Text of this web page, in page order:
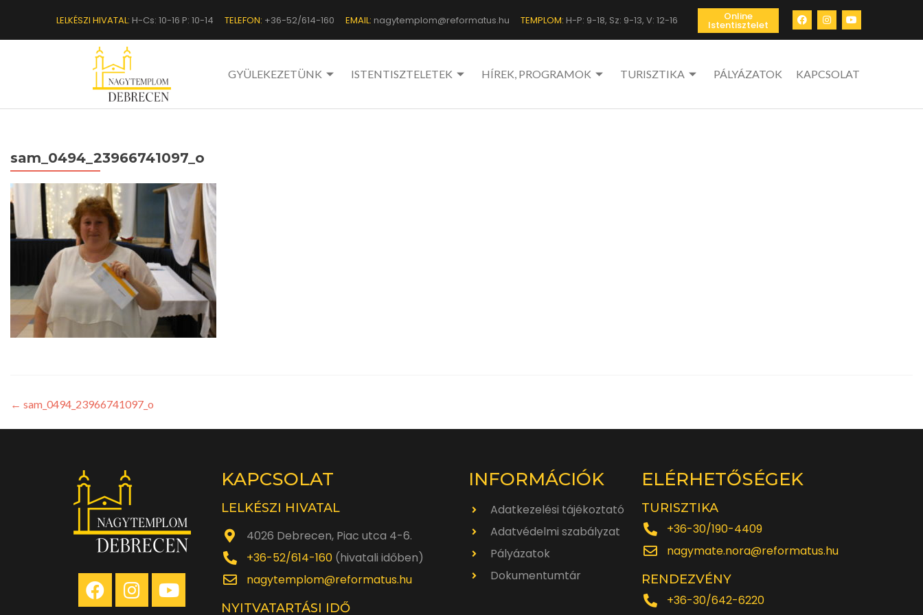
LELKÉSZI HIVATAL: H-Cs: 10-16 P: 10-14 TELEFON: +36-52/614-160 EMAIL: nagytemplom@reformatus.hu TEMPLOM: H-P: 9-18, Sz: 9-13, V: 12-16 Online
Istentisztelet
GYÜLEKEZETÜNK ISTENTISZTELETEK HÍREK, PROGRAMOK TURISZTIKA PÁLYÁZATOK KAPCSOLAT
sam_0494_23966741097_o
← sam_0494_23966741097_o
KAPCSOLAT
LELKÉSZI HIVATAL
4026 Debrecen, Piac utca 4-6.
+36-52/614-160 (hivatali időben)
nagytemplom@reformatus.hu
NYITVATARTÁSI IDŐ
INFORMÁCIÓK
Adatkezelési tájékoztató
Adatvédelmi szabályzat
Pályázatok
Dokumentumtár
ELÉRHETŐSÉGEK
TURISZTIKA
+36-30/190-4409
nagymate.nora@reformatus.hu
RENDEZVÉNY
+36-30/642-6220